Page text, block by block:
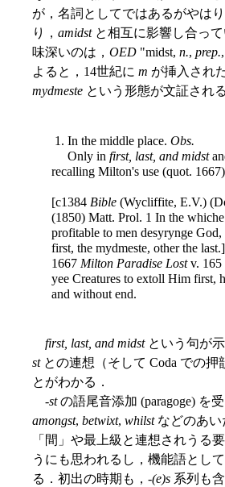
が，名詞としてではあるがやは
り， amidstと相互に影響し合っ
味深いのは， OED "midst, n., prep.
よると，14世紀に m が挿入され
mydmeste という形態が文証され
1. In the middle place. Obs.
Only in first, last, and midst
recalling Milton's use (quot.
[c1384 Bible (Wycliffite, E.V.)
(1850) Matt. Prol. 1 In the
profitable to men desyrynge
first, the mydmeste, other the last.]
1667 Milton Paradise Lostv. 165
yee Creatures to extoll Him first,
and without end.
first, last, and midstという句が
stとの連想（そして Coda での押
とがわかる．
-stの語尾音添加 (paragoge) を
amongst, betwixt, whilstなどのあい
「間」や最上級と連想されうる
うにも思われるし，機能語とし
る．初出の時期も，-(e)s 系列も